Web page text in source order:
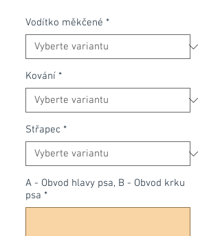
Vodítko měkčené *
Kování *
Střapec *
A - Obvod hlavy psa, B - Obvod krku
psa *